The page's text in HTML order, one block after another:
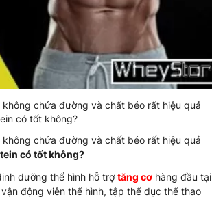
chứa đường và chất béo rất hiệu quả
có tốt không?
chứa đường và chất béo rất hiệu quả
có tốt không?
dưỡng thể hình hỗ trợtăng cơ hàng đầu tại
động viên thể hình, tập thể dục thể thao